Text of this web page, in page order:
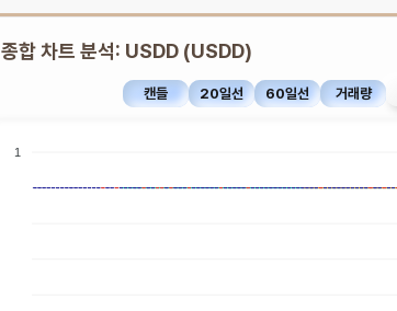
종합 차트 분석: USDD (USDD)
캔들 20일선 60일선 거래량
1